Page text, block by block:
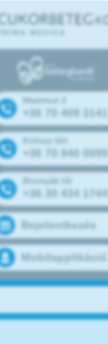
Mammut 2
+36 70 409 3141
Kolosy téri
+36 70 940 0099
Bosnyák tér
+36 30 434 1744
Bejelentkezés
Mobilapplikáció